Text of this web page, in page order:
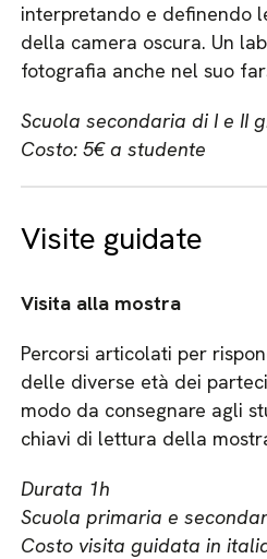
interpretando e definendo
della camera oscura. Un
fotografia anche nel suo
Scuola secondaria di I e II
Costo: 5€ a studente
Visite guidate
Visita alla mostra
Percorsi articolati per
delle diverse età dei
modo da consegnare agli
chiavi di lettura della
Durata 1h
Scuola primaria e
Costo visita guidata in